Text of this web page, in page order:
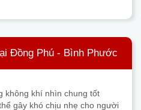
Đồng Phú - Bình Phước
không khí nhìn chung tốt
gây khó chịu nhẹ cho người